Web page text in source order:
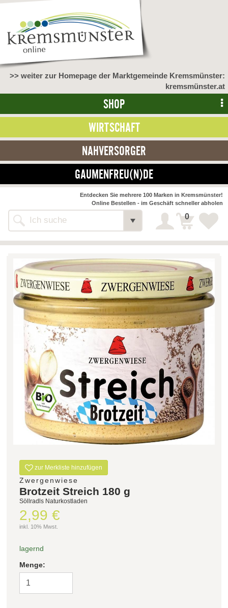
>> weiter zur Homepage der Marktgemeinde Kremsmünster:
kremsmünster.at
SHOP
WIRTSCHAFT
NAHVERSORGER
GAUMENFREU(N)DE
Alle Webseiten
Entdecken Sie mehrere 100 Marken in Kremsmünster!
Online Bestellen - im Geschäft schneller abholen
0
NAHVERSORGER
>> Bauernmarkt << Detail
Bäckerei-Konditorei-Café
Biohof Öllinger Detail
Fleischerei Hüthmayr Detail
Hofladen Hoffelner Detail
Kuglbauer - Familie Bischof Detail
La Toscana Anita Wolf e.U.
Söllradls Naturkostladen Detail
Stiftsgärtnerei Detail
Weinkellerei Stift
Kremsmünster
Detail
Wildkraut Detail
KATEGORIE
Filter zurücksetzen
zur Merkliste hinzufügen
Zwergenwiese
Brotzeit Streich 180 g
Söllradls Naturkostladen
2,99 €
inkl. 10% Mwst.
lagernd
Menge: